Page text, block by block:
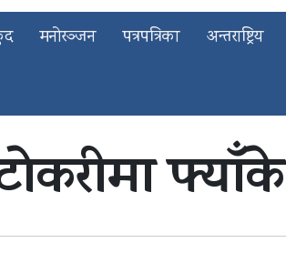
मनोरञ्जन पत्रपत्रिका अन्तराष्ट्रिय
टोकरीमा फ्याँके